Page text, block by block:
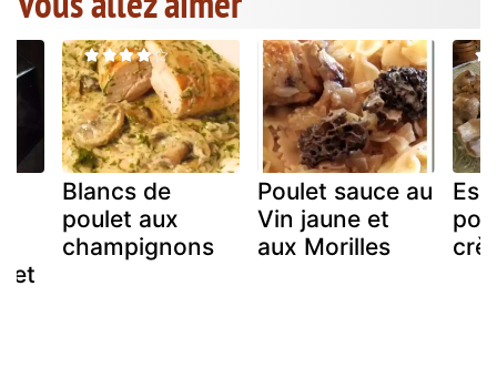
et
Blancs de
poulet aux
champignons
Poulet sauce au
Vin jaune et
aux Morilles